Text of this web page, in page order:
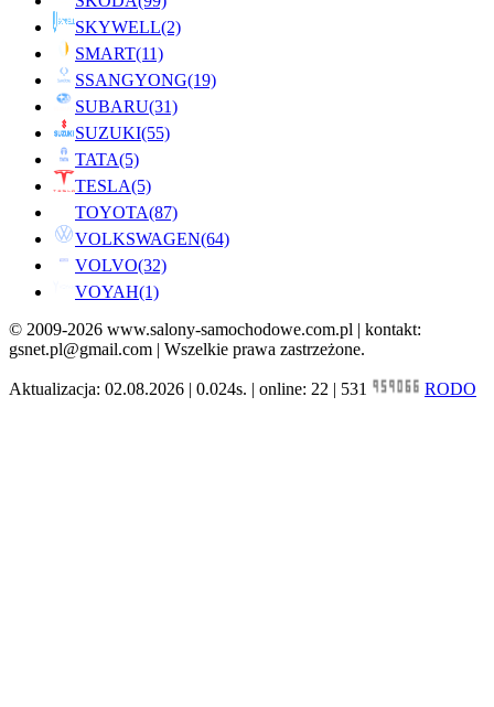
SKYWELL(2)
SMART(11)
SSANGYONG(19)
SUBARU(31)
SUZUKI(55)
TATA(5)
TESLA(5)
TOYOTA(87)
VOLKSWAGEN(64)
VOLVO(32)
VOYAH(1)
© 2009-2026 www.salony-samochodowe.com.pl | kontakt:
gsnet.pl@gmail.com | Wszelkie prawa zastrzeżone.
Aktualizacja: 02.08.2026 | 0.024s. | online: 22 | 531 RODO